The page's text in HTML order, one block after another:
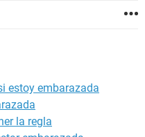
estoy embarazada
la regla